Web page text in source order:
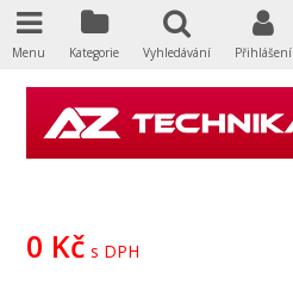
0 Kč s DPH
Menu Kategorie Vyhledávání Přihlášení